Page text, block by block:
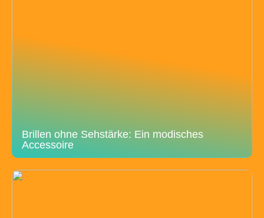
Brillen ohne Sehstärke: Ein modisches
Accessoire